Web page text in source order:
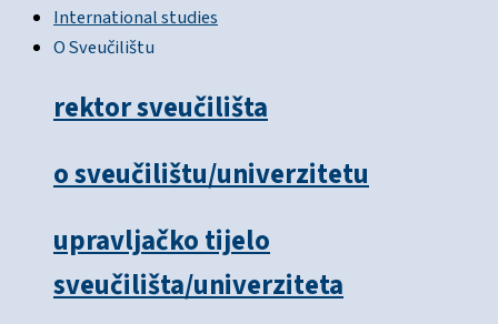
International studies
O Sveučilištu
rektor sveučilišta
o sveučilištu/univerzitetu
upravljačko tijelo
sveučilišta/univerziteta